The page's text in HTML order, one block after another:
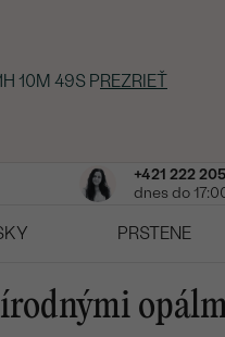
10M 48S PREZRIEŤ
+421 222
dnes do
PRSTENE